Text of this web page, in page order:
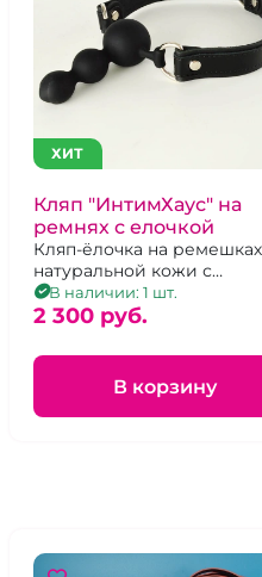
ХИТ
Кляп "ИнтимХаус" на
ремнях с елочкой
Кляп-ёлочка на
натуральной кожи с
лаковыми вставками, не
дышащий
В наличии: 1 шт.
2 300 pуб.
В корзину